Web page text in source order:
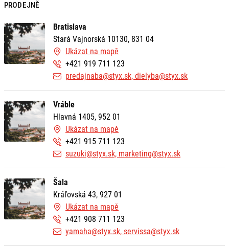
PRODEJNĚ
Bratislava
+421 919 711 123
predajnaba@styx.sk, dielyba@styx.sk
Stará Vajnorská 10130, 831 04
Ukázat na mapě
Vráble
+421 915 711 123
suzuki@styx.sk, marketing@styx.sk
Hlavná 1405, 952 01
Ukázat na mapě
Šala
+421 908 711 123
yamaha@styx.sk, servissa@styx.sk
Kráľovská 43, 927 01
Ukázat na mapě